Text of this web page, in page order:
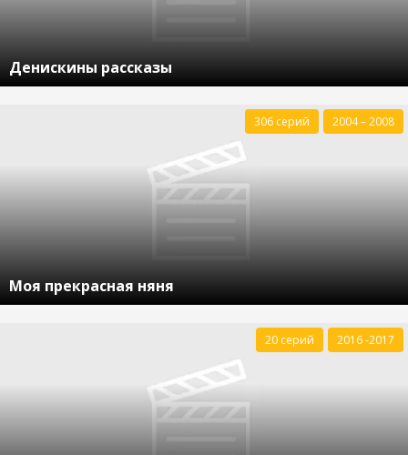
Денискины рассказы
Моя прекрасная няня
306 серий 2004 – 2008
20 серий 2016 -2017